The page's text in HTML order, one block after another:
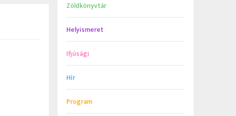
Zöldkönyvtár
Helyismeret
Ifjúsági
Hír
Program